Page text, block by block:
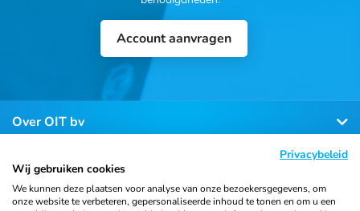
Account aanvragen
Over OIT bv
Klantenservice
Privacybeleid
Wij gebruiken cookies
We kunnen deze plaatsen voor analyse van onze bezoekersgegevens, om
onze website te verbeteren, gepersonaliseerde inhoud te tonen en om u een